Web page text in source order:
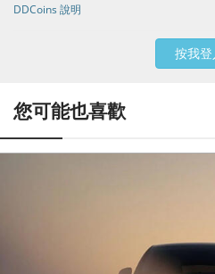
DDCoins 說明
按我登
您可能也喜歡